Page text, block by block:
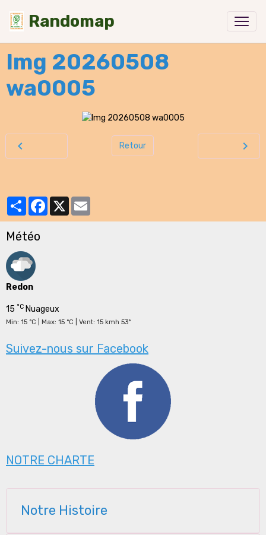
Randomap
Img 20260508
wa0005
Retour
PartagerFacebook
X
Météo
Redon
15 °C Nuageux
Min: 15 °C | Max: 15 °C | Vent: 15 kmh 53°
Suivez-nous sur Facebook
NOTRE CHARTE
Notre Histoire